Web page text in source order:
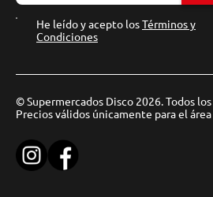
He leído y acepto losTérminos y
Condiciones
© Supermercados Disco 2026. Todos
Precios válidos únicamente para el